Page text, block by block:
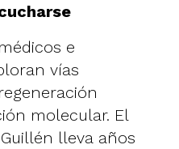
e
vías
molecular. El
lleva años